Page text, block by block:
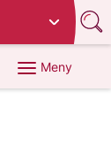
Meny